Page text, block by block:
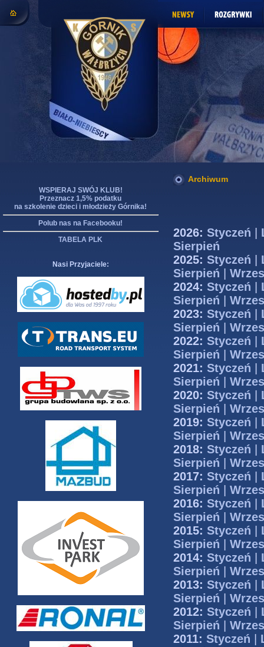
WSPIERAJ SWÓJ KLUB!
Przeznacz 1,5% podatku
na szkolenie dzieci i młodzieży Górnika!
Polub nas na Facebooku!
TABELA PLK
Nasi Przyjaciele:
Archiwum
2026: Styczeń
Sierpień
2025: Styczeń
Sierpień
2024: Styczeń
Sierpień
2023: Styczeń
Sierpień
2022: Styczeń
Sierpień
2021: Styczeń
Sierpień
2020: Styczeń
Sierpień
2019: Styczeń
Sierpień
2018: Styczeń
Sierpień
2017: Styczeń
Sierpień
2016: Styczeń
Sierpień
2015: Styczeń
Sierpień
2014: Styczeń
Sierpień
2013: Styczeń
Sierpień
2012: Styczeń
Sierpień
2011: Styczeń